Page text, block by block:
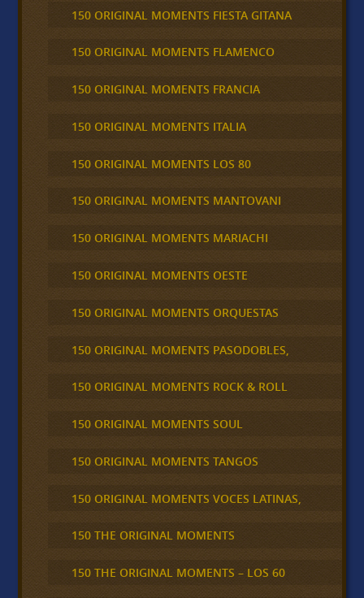
150 ORIGINAL MOMENTS FIESTA GITANA
150 ORIGINAL MOMENTS FLAMENCO
150 ORIGINAL MOMENTS FRANCIA
150 ORIGINAL MOMENTS ITALIA
150 ORIGINAL MOMENTS LOS 80
150 ORIGINAL MOMENTS MANTOVANI
150 ORIGINAL MOMENTS MARIACHI
150 ORIGINAL MOMENTS OESTE
150 ORIGINAL MOMENTS ORQUESTAS
150 ORIGINAL MOMENTS PASODOBLES,
150 ORIGINAL MOMENTS ROCK & ROLL
150 ORIGINAL MOMENTS SOUL
150 ORIGINAL MOMENTS TANGOS
150 ORIGINAL MOMENTS VOCES LATINAS,
150 THE ORIGINAL MOMENTS
150 THE ORIGINAL MOMENTS – LOS 60